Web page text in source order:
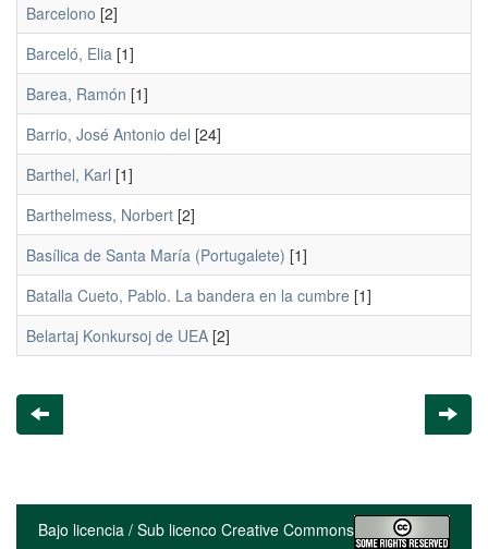
Barcelono [2]
Barceló, Elia [1]
Barea, Ramón [1]
Barrio, José Antonio del [24]
Barthel, Karl [1]
Barthelmess, Norbert [2]
Basílica de Santa María (Portugalete) [1]
Batalla Cueto, Pablo. La bandera en la cumbre [1]
Belartaj Konkursoj de UEA [2]
Bajo licencia / Sub licenco Creative Commons